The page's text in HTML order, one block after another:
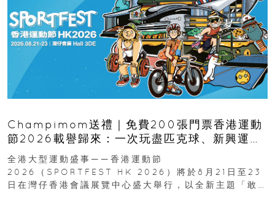
Champimom送禮｜免費200張門票香港運動
節2026載譽歸來：一次玩盡匹克球、新興運
動、街舞比賽＋逾百運動品牌展覽
全港大型運動盛事——香港運動節
2026（SPORTFEST HK 2026）將於8月21日至23
日在灣仔香港會議展覽中心盛大舉行，以全新主題「敢